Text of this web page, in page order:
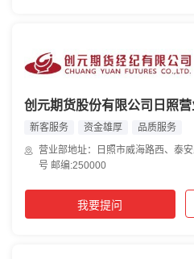
创元期货股份有限公司日照
新客服务 资金雄厚
品质服务
营业部地址：日照市威海路西、泰
号 邮编:250000
我要提问